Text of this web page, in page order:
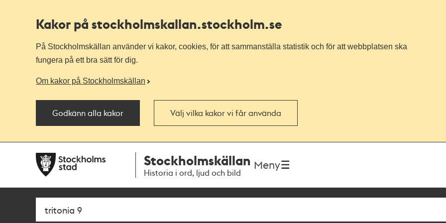
Kakor på stockholmskallan.stockholm.se
På Stockholmskällan använder vi kakor, cookies, för att sammanställa statistik och för att webbplatsen ska
fungera på ett bra sätt för dig.
Om kakor på Stockholmskällan
Godkänn alla kakor Välj vilka kakor vi får använda
navigationen
huvudinnehållet
Stockholmskällan
Historia i ord, ljud och bild
Meny
Sök